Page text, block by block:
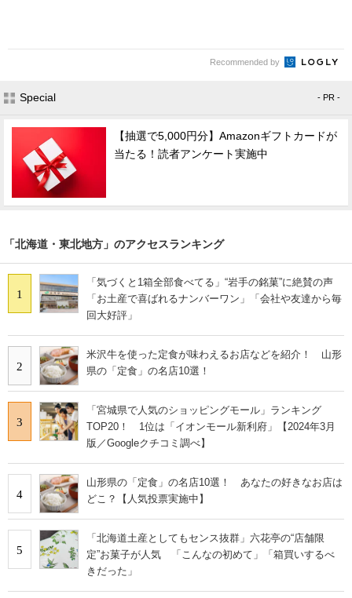
Recommended by
Special - PR -
【抽選で5,000円分】Amazonギフトカードが
当たる！読者アンケート実施中
「北海道・東北地方」のアクセスランキング
1
「気づくと1箱全部食べてる」“岩手の銘菓”に絶賛の声
「お土産で喜ばれるナンバーワン」「会社や友達から毎
回大好評」
2
米沢牛を使った定食が味わえるお店などを紹介！ 山形
県の「定食」の名店10選！
3
「宮城県で人気のショッピングモール」ランキング
TOP20！ 1位は「イオンモール新利府」【2024年3月
版／Googleクチコミ調べ】
4
山形県の「定食」の名店10選！ あなたの好きなお店は
どこ？【人気投票実施中】
5
「北海道土産としてもセンス抜群」六花亭の“店舗限
定”お菓子が人気 「こんなの初めて」「箱買いするべ
きだった」